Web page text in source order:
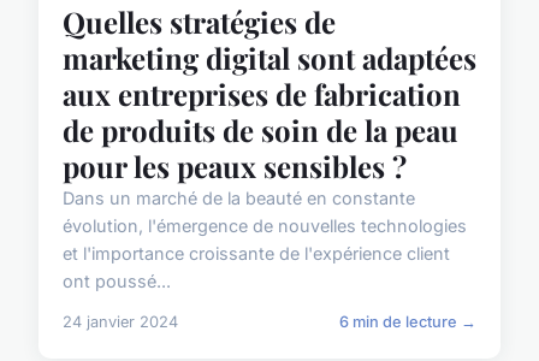
Quelles stratégies de
marketing digital sont adaptées
aux entreprises de fabrication
de produits de soin de la peau
pour les peaux sensibles ?
Dans un marché de la beauté en constante
évolution, l'émergence de nouvelles technologies
et l'importance croissante de l'expérience client
ont poussé...
24 janvier 2024 6 min de lecture →